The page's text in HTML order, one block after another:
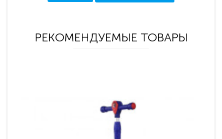
РЕКОМЕНДУЕМЫЕ ТОВАРЫ